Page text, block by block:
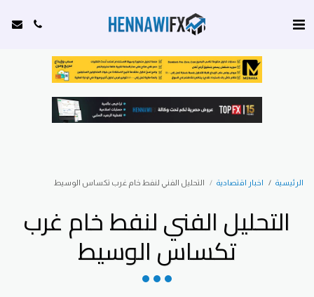
الرئيسية اخبار اقتصادية التحليل الفني لنفط خام غرب تكساس الوسيط
التحليل الفني لنفط خام غرب
تكساس الوسيط